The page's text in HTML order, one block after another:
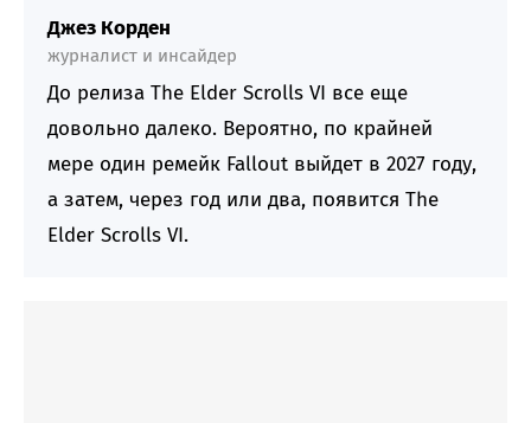
Джез Корден
журналист и инсайдер
До релиза The Elder Scrolls VI все еще
довольно далеко. Вероятно, по крайней
мере один ремейк Fallout выйдет в 2027 году,
а затем, через год или два, появится The
Elder Scrolls VI.